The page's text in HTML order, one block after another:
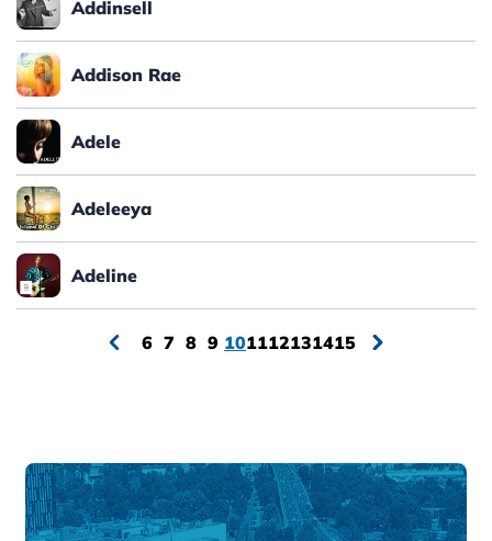
Addinsell
Addison Rae
Adele
Adeleeya
Adeline
6 7 8 9 101112131415